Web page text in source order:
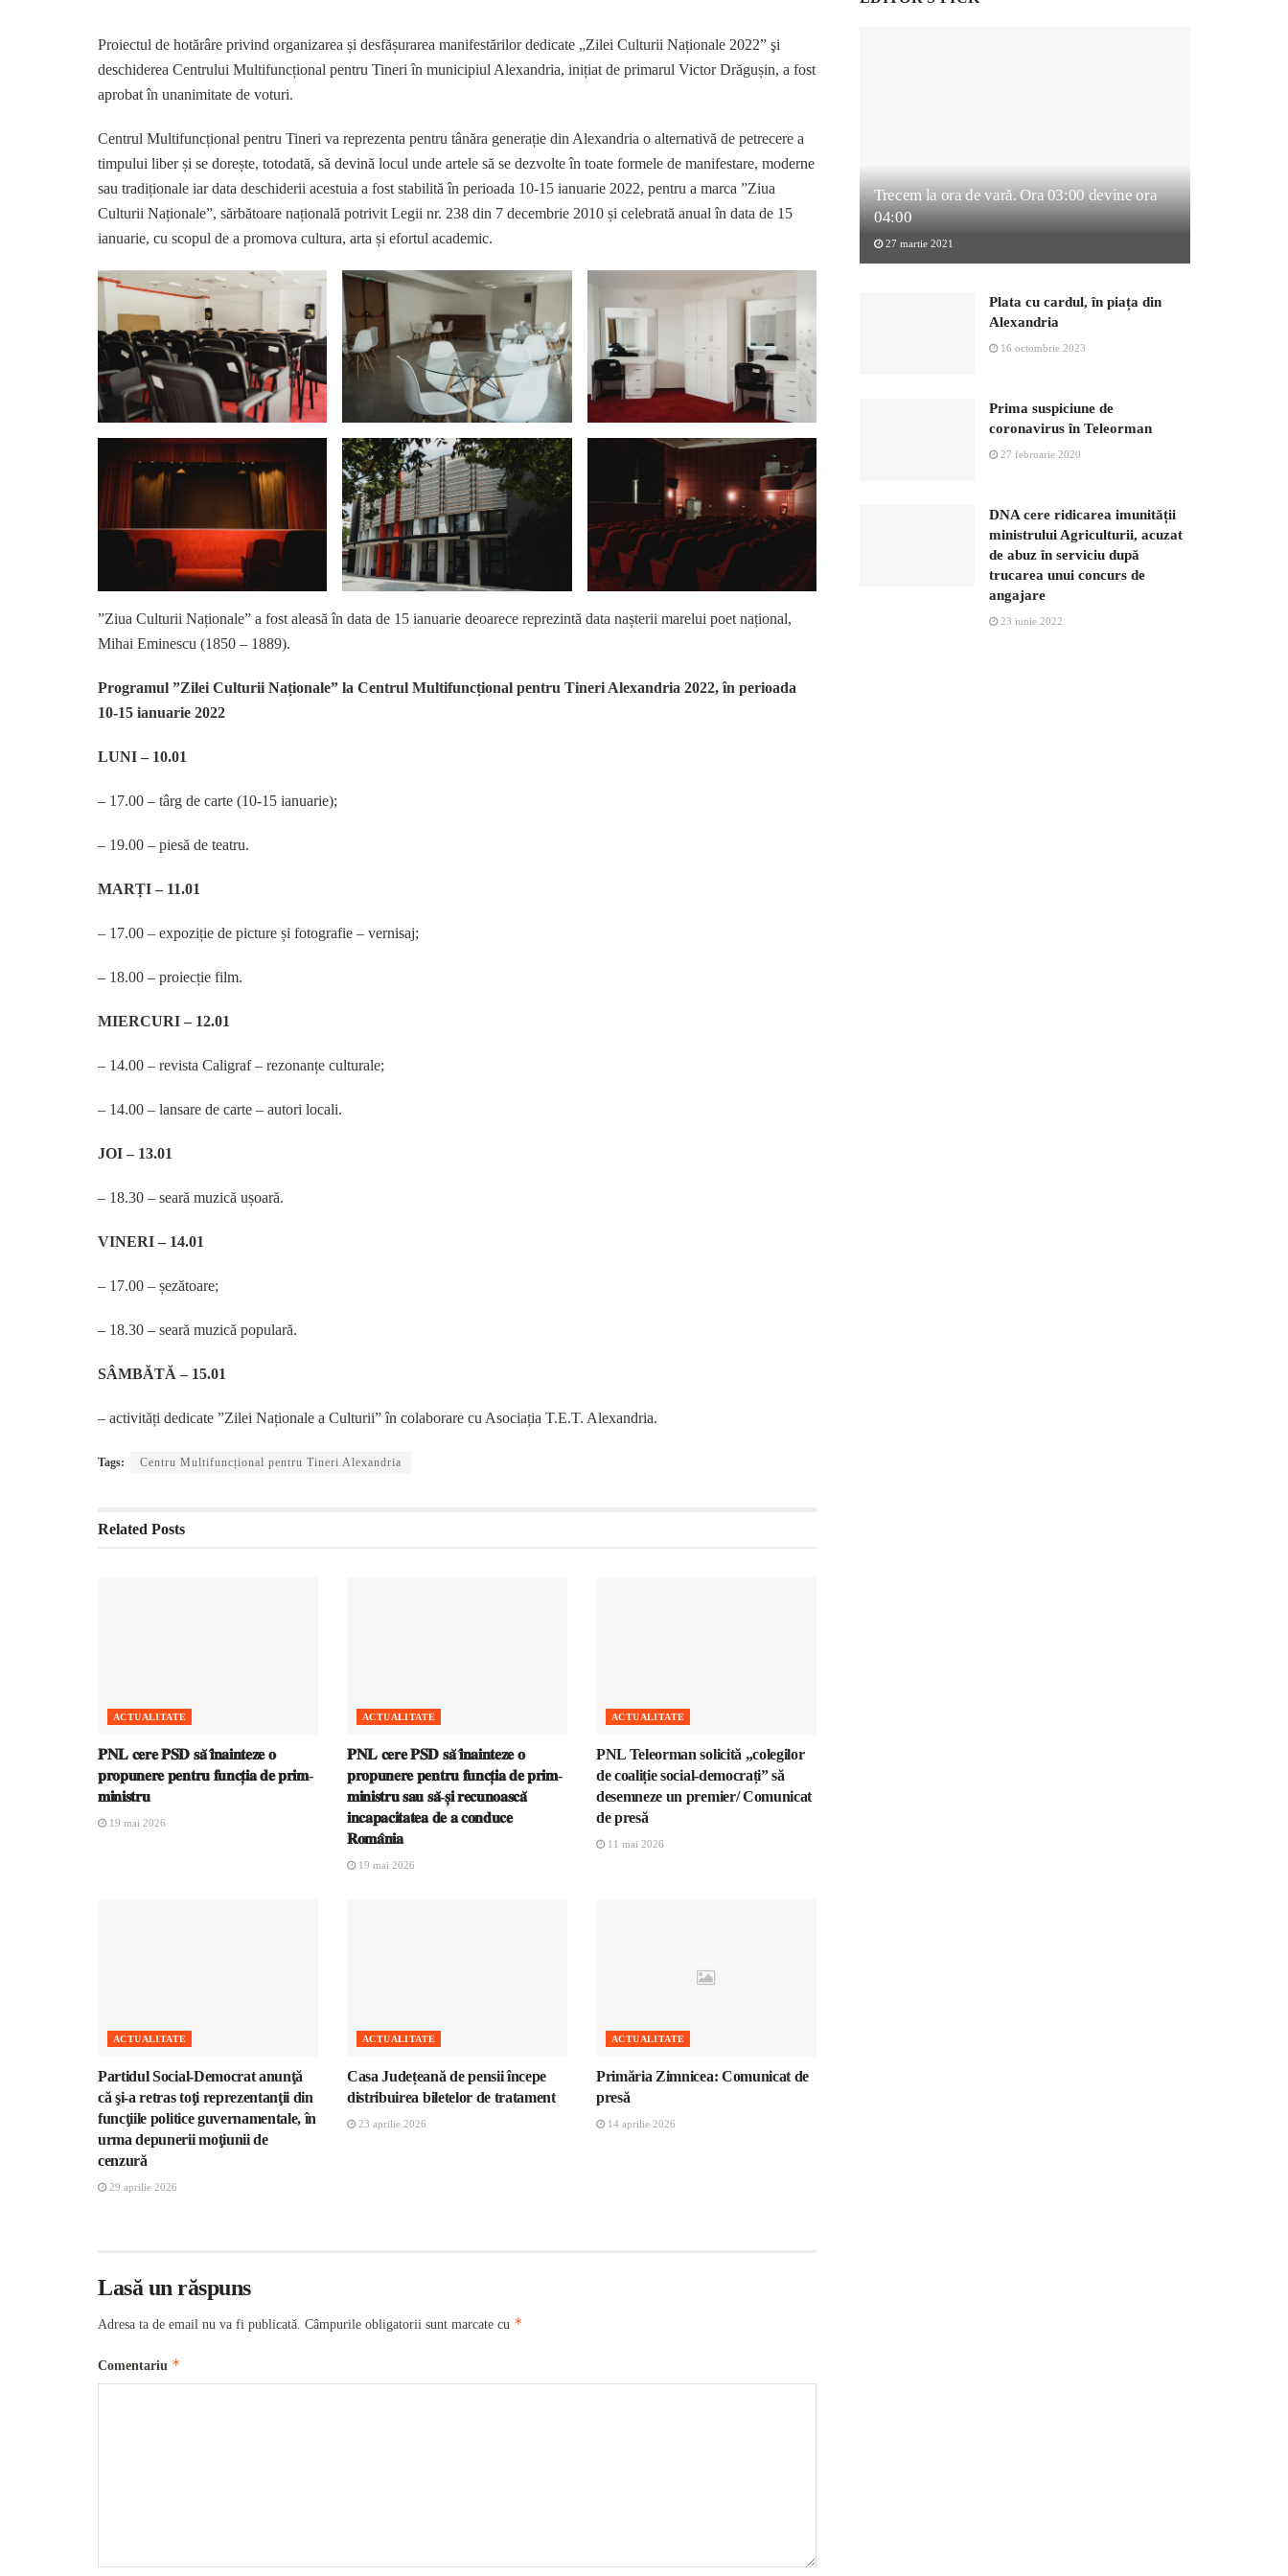
Proiectul de hotărâre privind organizarea și desfășurarea manifestărilor dedicate „Zilei Culturii Naționale 2022” şi
deschiderea Centrului Multifuncțional pentru Tineri în municipiul Alexandria, inițiat de primarul Victor Drăgușin, a fost
aprobat în unanimitate de voturi.
Centrul Multifuncțional pentru Tineri va reprezenta pentru tânăra generație din Alexandria o alternativă de petrecere a
timpului liber și se dorește, totodată, să devină locul unde artele să se dezvolte în toate formele de manifestare, moderne
sau tradiționale iar data deschiderii acestuia a fost stabilită în perioada 10-15 ianuarie 2022, pentru a marca ”Ziua
Culturii Naționale”, sărbătoare națională potrivit Legii nr. 238 din 7 decembrie 2010 și celebrată anual în data de 15
ianuarie, cu scopul de a promova cultura, arta și efortul academic.
”Ziua Culturii Naționale” a fost aleasă în data de 15 ianuarie deoarece reprezintă data nașterii marelui poet național,
Mihai Eminescu (1850 – 1889).
Programul ”Zilei Culturii Naționale” la Centrul Multifuncțional pentru Tineri Alexandria 2022, în perioada
10-15 ianuarie 2022
LUNI – 10.01
– 17.00 – târg de carte (10-15 ianuarie);
– 19.00 – piesă de teatru.
MARȚI – 11.01
– 17.00 – expoziție de picture și fotografie – vernisaj;
– 18.00 – proiecție film.
MIERCURI – 12.01
– 14.00 – revista Caligraf – rezonanțe culturale;
– 14.00 – lansare de carte – autori locali.
JOI – 13.01
– 18.30 – seară muzică ușoară.
VINERI – 14.01
– 17.00 – șezătoare;
– 18.30 – seară muzică populară.
SÂMBĂTĂ – 15.01
– activități dedicate ”Zilei Naționale a Culturii” în colaborare cu Asociația T.E.T. Alexandria.
Tags: Centru Multifuncțional pentru Tineri Alexandria
Related Posts
ACTUALITATE
𝐏𝐍𝐋 𝐜𝐞𝐫𝐞 𝐏𝐒𝐃 𝐬𝐚̆ 𝐢̂𝐧𝐚𝐢𝐧𝐭𝐞𝐳𝐞 𝐨
𝐩𝐫𝐨𝐩𝐮𝐧𝐞𝐫𝐞 𝐩𝐞𝐧𝐭𝐫𝐮 𝐟𝐮𝐧𝐜𝐭̦𝐢𝐚 𝐝𝐞 𝐩𝐫𝐢𝐦-
𝐦𝐢𝐧𝐢𝐬𝐭𝐫𝐮
19 mai 2026
ACTUALITATE
𝐏𝐍𝐋 𝐜𝐞𝐫𝐞 𝐏𝐒𝐃 𝐬𝐚̆ 𝐢̂𝐧𝐚𝐢𝐧𝐭𝐞𝐳𝐞 𝐨
𝐩𝐫𝐨𝐩𝐮𝐧𝐞𝐫𝐞 𝐩𝐞𝐧𝐭𝐫𝐮 𝐟𝐮𝐧𝐜𝐭̦𝐢𝐚 𝐝𝐞 𝐩𝐫𝐢𝐦-
𝐦𝐢𝐧𝐢𝐬𝐭𝐫𝐮 𝐬𝐚𝐮 𝐬𝐚̆-𝐬̦𝐢 𝐫𝐞𝐜𝐮𝐧𝐨𝐚𝐬𝐜𝐚̆
𝐢𝐧𝐜𝐚𝐩𝐚𝐜𝐢𝐭𝐚𝐭𝐞𝐚 𝐝𝐞 𝐚 𝐜𝐨𝐧𝐝𝐮𝐜𝐞
𝐑𝐨𝐦𝐚̂𝐧𝐢𝐚
19 mai 2026
ACTUALITATE
PNL Teleorman solicită „colegilor
de coaliție social-democrați” să
desemneze un premier/ Comunicat
de presă
11 mai 2026
ACTUALITATE
Partidul Social-Democrat anunţă
că şi-a retras toţi reprezentanţii din
funcţiile politice guvernamentale, în
urma depunerii moţiunii de
cenzură
29 aprilie 2026
ACTUALITATE
Casa Județeană de pensii începe
distribuirea biletelor de tratament
23 aprilie 2026
ACTUALITATE
Primăria Zimnicea: Comunicat de
presă
14 aprilie 2026
Lasă un răspuns
Adresa ta de email nu va fi publicată. Câmpurile obligatorii sunt marcate cu *
Comentariu *
Trecem la ora de vară. Ora 03:00 devine ora
04:00
27 martie 2021
Plata cu cardul, în piața din
Alexandria
16 octombrie 2023
Prima suspiciune de
coronavirus în Teleorman
27 februarie 2020
DNA cere ridicarea imunității
ministrului Agriculturii, acuzat
de abuz în serviciu după
trucarea unui concurs de
angajare
23 iunie 2022